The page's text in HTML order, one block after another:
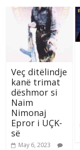
Veç ditëlindje
kanë trimat
dëshmor si
Naim
Nimonaj
Epror i UÇK-
së
May 6, 2023